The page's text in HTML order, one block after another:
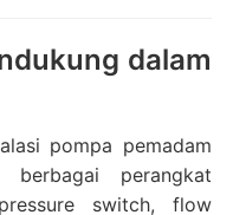
dalam
pompa pemadam
berbagai perangkat
switch, flow